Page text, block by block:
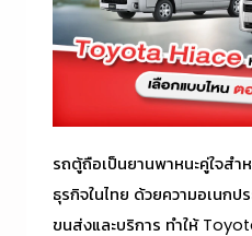
รถตู้ถือเป็นยานพาหนะคู่ใจส
ธุรกิจในไทย ด้วยความอเนก
ขนส่งและบริการ ทำให้